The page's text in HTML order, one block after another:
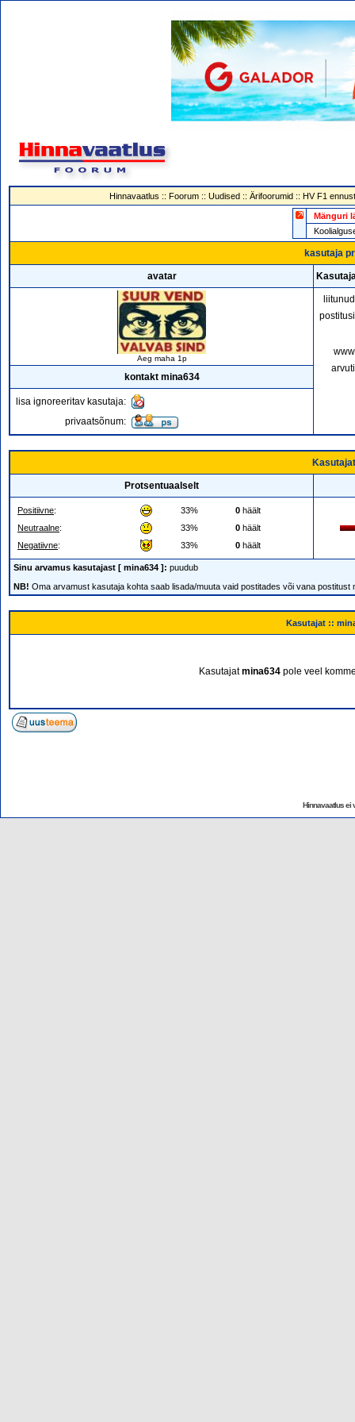
Hinnavaatlus :: Foorum:: Uudised:: Ärifoorumid:: HV F1
Mänguri
kasutaja
avatar
Aeg maha 1p
kontakt mina634
lisa ignoreeritav kasutaja:
privaatsõnum:
Protsentuaalselt
Positiivne: 33% 0 häält
Neutraalne: 33% 0 häält
Negatiivne: 33% 0 häält
Sinu arvamus kasutajast [ mina634 ]: puudub
NB! Oma arvamust kasutaja kohta saab lisada/muuta vaid postitades või vana postitust
Kasutajat ::
Kasutajatmina634 pole veel
Hinnavaatlus ei